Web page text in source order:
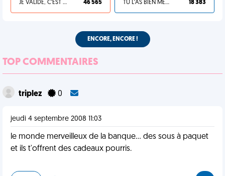
JE VALIDE, C'EST UNE VDM 46 565 TU L'AS BIEN MÉRITÉ 18 383
ENCORE, ENCORE !
TOP COMMENTAIRES
triplez 0
jeudi 4 septembre 2008 11:03
le monde merveilleux de la banque... des sous à paquet
et ils t'offrent des cadeaux pourris.